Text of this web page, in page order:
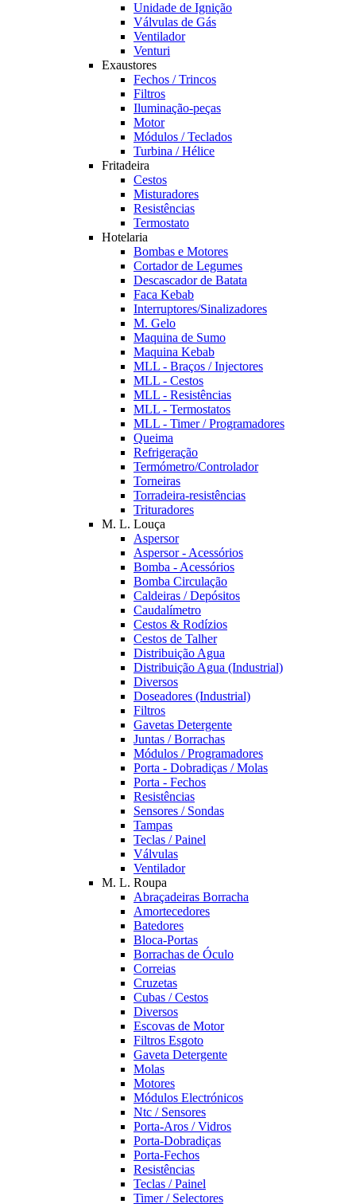
Unidade de Ignição
Válvulas de Gás
Ventilador
Venturi
Exaustores
Fechos / Trincos
Filtros
Iluminação-peças
Motor
Módulos / Teclados
Turbina / Hélice
Fritadeira
Cestos
Misturadores
Resistências
Termostato
Hotelaria
Bombas e Motores
Cortador de Legumes
Descascador de Batata
Faca Kebab
Interruptores/Sinalizadores
M. Gelo
Maquina de Sumo
Maquina Kebab
MLL - Braços / Injectores
MLL - Cestos
MLL - Resistências
MLL - Termostatos
MLL - Timer / Programadores
Queima
Refrigeração
Termómetro/Controlador
Torneiras
Torradeira-resistências
Trituradores
M. L. Louça
Aspersor
Aspersor - Acessórios
Bomba - Acessórios
Bomba Circulação
Caldeiras / Depósitos
Caudalímetro
Cestos & Rodízios
Cestos de Talher
Distribuição Agua
Distribuição Agua (Industrial)
Diversos
Doseadores (Industrial)
Filtros
Gavetas Detergente
Juntas / Borrachas
Módulos / Programadores
Porta - Dobradiças / Molas
Porta - Fechos
Resistências
Sensores / Sondas
Tampas
Teclas / Painel
Válvulas
Ventilador
M. L. Roupa
Abraçadeiras Borracha
Amortecedores
Batedores
Bloca-Portas
Borrachas de Óculo
Correias
Cruzetas
Cubas / Cestos
Diversos
Escovas de Motor
Filtros Esgoto
Gaveta Detergente
Molas
Motores
Módulos Electrónicos
Ntc / Sensores
Porta-Aros / Vidros
Porta-Dobradiças
Porta-Fechos
Resistências
Teclas / Painel
Timer / Selectores